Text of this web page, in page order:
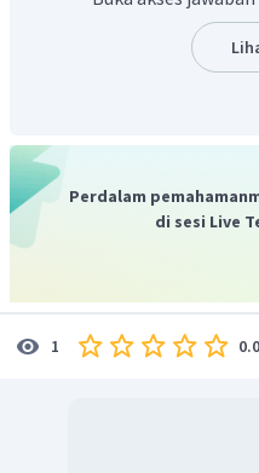
memproduksi
diikuti Provinsi
dan Provinsi Jawa Barat
Perdalam
di sesi Live
1 0.0